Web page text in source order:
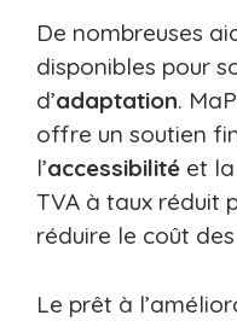
De nombreuses
disponibles pour
d’adaptation.
offre un soutien
l’accessibilité et la
TVA à taux réduit
réduire le coût
Le prêt à